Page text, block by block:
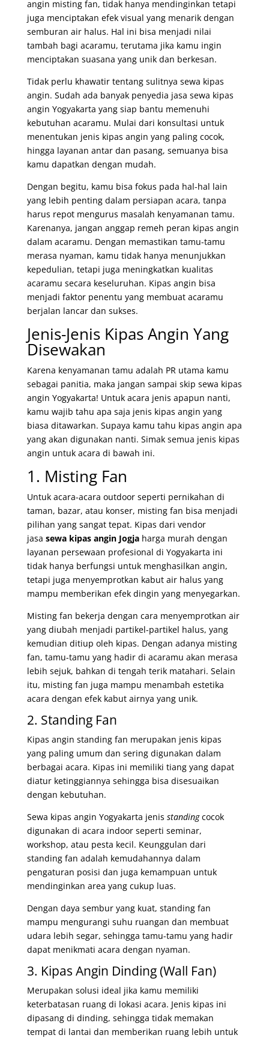
angin misting fan, tidak hanya mendinginkan tetapi
juga menciptakan efek visual yang menarik dengan
semburan air halus. Hal ini bisa menjadi nilai
tambah bagi acaramu, terutama jika kamu ingin
menciptakan suasana yang unik dan berkesan.
Tidak perlu khawatir tentang sulitnya sewa kipas
angin. Sudah ada banyak penyedia jasa sewa kipas
angin Yogyakarta yang siap bantu memenuhi
kebutuhan acaramu. Mulai dari konsultasi untuk
menentukan jenis kipas angin yang paling cocok,
hingga layanan antar dan pasang, semuanya bisa
kamu dapatkan dengan mudah.
Dengan begitu, kamu bisa fokus pada hal-hal lain
yang lebih penting dalam persiapan acara, tanpa
harus repot mengurus masalah kenyamanan tamu.
Karenanya, jangan anggap remeh peran kipas angin
dalam acaramu. Dengan memastikan tamu-tamu
merasa nyaman, kamu tidak hanya menunjukkan
kepedulian, tetapi juga meningkatkan kualitas
acaramu secara keseluruhan. Kipas angin bisa
menjadi faktor penentu yang membuat acaramu
berjalan lancar dan sukses.
Jenis-Jenis Kipas Angin Yang
Disewakan
Karena kenyamanan tamu adalah PR utama kamu
sebagai panitia, maka jangan sampai skip sewa kipas
angin Yogyakarta! Untuk acara jenis apapun nanti,
kamu wajib tahu apa saja jenis kipas angin yang
biasa ditawarkan. Supaya kamu tahu kipas angin apa
yang akan digunakan nanti. Simak semua jenis kipas
angin untuk acara di bawah ini.
1. Misting Fan
Untuk acara-acara outdoor seperti pernikahan di
taman, bazar, atau konser, misting fan bisa menjadi
pilihan yang sangat tepat. Kipas dari vendor
jasa sewa kipas angin Jogjaharga murah dengan
layanan persewaan profesional di Yogyakarta ini
tidak hanya berfungsi untuk menghasilkan angin,
tetapi juga menyemprotkan kabut air halus yang
mampu memberikan efek dingin yang menyegarkan.
Misting fan bekerja dengan cara menyemprotkan air
yang diubah menjadi partikel-partikel halus, yang
kemudian ditiup oleh kipas. Dengan adanya misting
fan, tamu-tamu yang hadir di acaramu akan merasa
lebih sejuk, bahkan di tengah terik matahari. Selain
itu, misting fan juga mampu menambah estetika
acara dengan efek kabut airnya yang unik.
2. Standing Fan
Kipas angin standing fan merupakan jenis kipas
yang paling umum dan sering digunakan dalam
berbagai acara. Kipas ini memiliki tiang yang dapat
diatur ketinggiannya sehingga bisa disesuaikan
dengan kebutuhan.
Sewa kipas angin Yogyakarta jenis standingcocok
digunakan di acara indoor seperti seminar,
workshop, atau pesta kecil. Keunggulan dari
standing fan adalah kemudahannya dalam
pengaturan posisi dan juga kemampuan untuk
mendinginkan area yang cukup luas.
Dengan daya sembur yang kuat, standing fan
mampu mengurangi suhu ruangan dan membuat
udara lebih segar, sehingga tamu-tamu yang hadir
dapat menikmati acara dengan nyaman.
3. Kipas Angin Dinding (Wall Fan)
Merupakan solusi ideal jika kamu memiliki
keterbatasan ruang di lokasi acara. Jenis kipas ini
dipasang di dinding, sehingga tidak memakan
tempat di lantai dan memberikan ruang lebih untuk